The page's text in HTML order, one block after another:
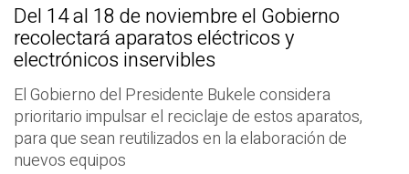
Del 14 al 18 de noviembre el Gobierno
recolectará aparatos eléctricos y
electrónicos inservibles
El Gobierno del Presidente Bukele considera
prioritario impulsar el reciclaje de estos aparatos,
para que sean reutilizados en la elaboración de
nuevos equipos